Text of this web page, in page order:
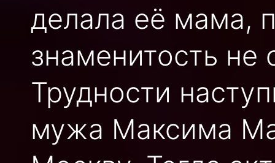
делала её мама,
знаменитость не
Трудности
мужа Максима